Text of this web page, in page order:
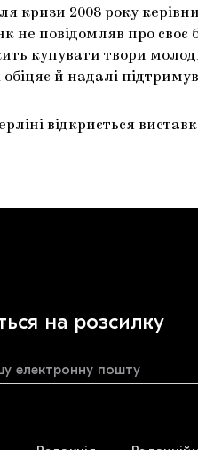
кризи 2008 року
не повідомляв про своє
купувати твори
обіцяє й надалі
відкриється
на розсилку